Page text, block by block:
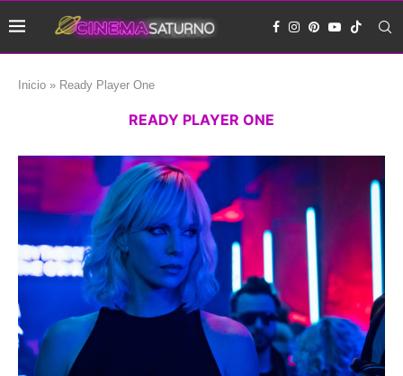
Inicio » Ready Player One
READY PLAYER ONE